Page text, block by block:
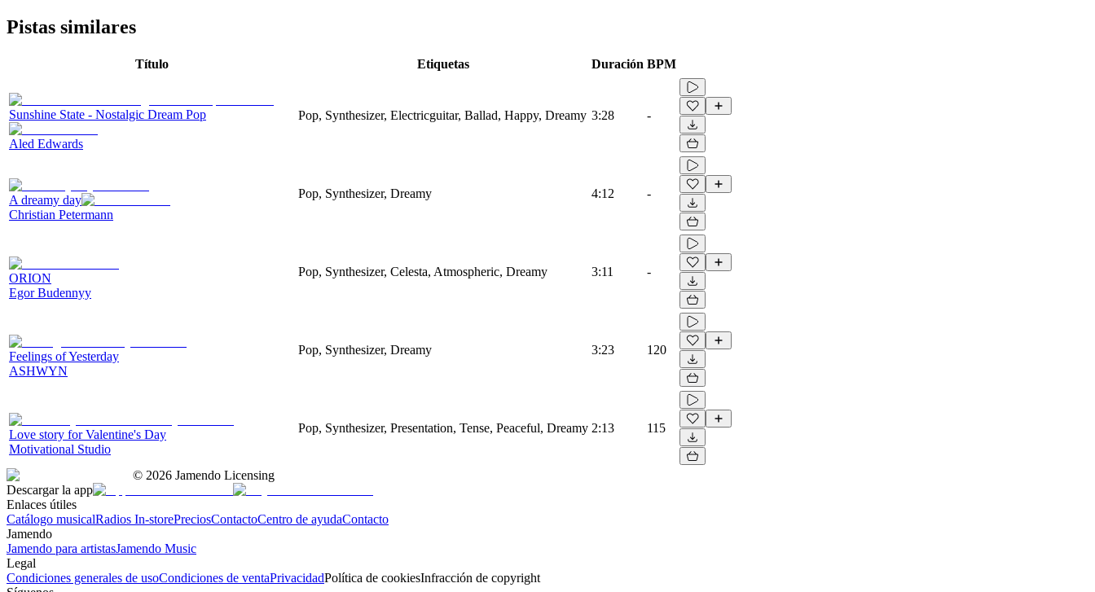
Pistas similares
Título Etiquetas Duración BPM
Sunshine State - Nostalgic Dream Pop
Aled Edwards
Pop, Synthesizer, Electricguitar, Ballad, Happy, Dreamy 3:28 -
A dreamy day
Christian Petermann
Pop, Synthesizer, Dreamy 4:12 -
ORION
Egor Budennyy
Pop, Synthesizer, Celesta, Atmospheric, Dreamy 3:11 -
Feelings of Yesterday
ASHWYN
Pop, Synthesizer, Dreamy 3:23 120
Love story for Valentine's Day
Motivational Studio
Pop, Synthesizer, Presentation, Tense, Peaceful, Dreamy 2:13 115
© 2026 Jamendo Licensing
Descargar la app
Enlaces útiles
Catálogo musicalRadios In-storePreciosContactoCentro de ayudaContacto
Jamendo
Jamendo para artistasJamendo Music
Legal
Condiciones generales de usoCondiciones de ventaPrivacidadPolítica de cookiesInfracción de copyright